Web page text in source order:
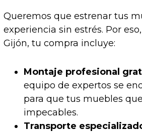
Queremos que estrenar tus
experiencia sin estrés. Por
Gijón, tu compra incluye:
Montaje profesional
equipo de expertos se
para que tus muebles
impecables.
Transporte